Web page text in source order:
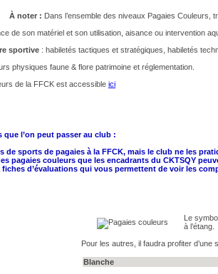
À noter : Dans l’ensemble des niveaux Pagaies
de son matériel et son utilisation, aisance ou intervention
sportive : habiletés tactiques et stratégiques, habiletés
physiques faune & flore patrimoine et réglementation.
de la FFCK est accessible ici
que l’on peut passer au club :
de sports de pagaies à la FFCK, mais le club ne les
pagaies couleurs que les encadrants du CKTSQY
fiches d’évaluations qui vous permettent de voir les
Le
à l’étang.
Pour les autres, il faudra profiter
Blanche